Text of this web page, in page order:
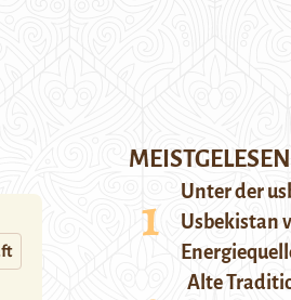
MEISTGELESEN
Unter der
Usbekistan
Alte